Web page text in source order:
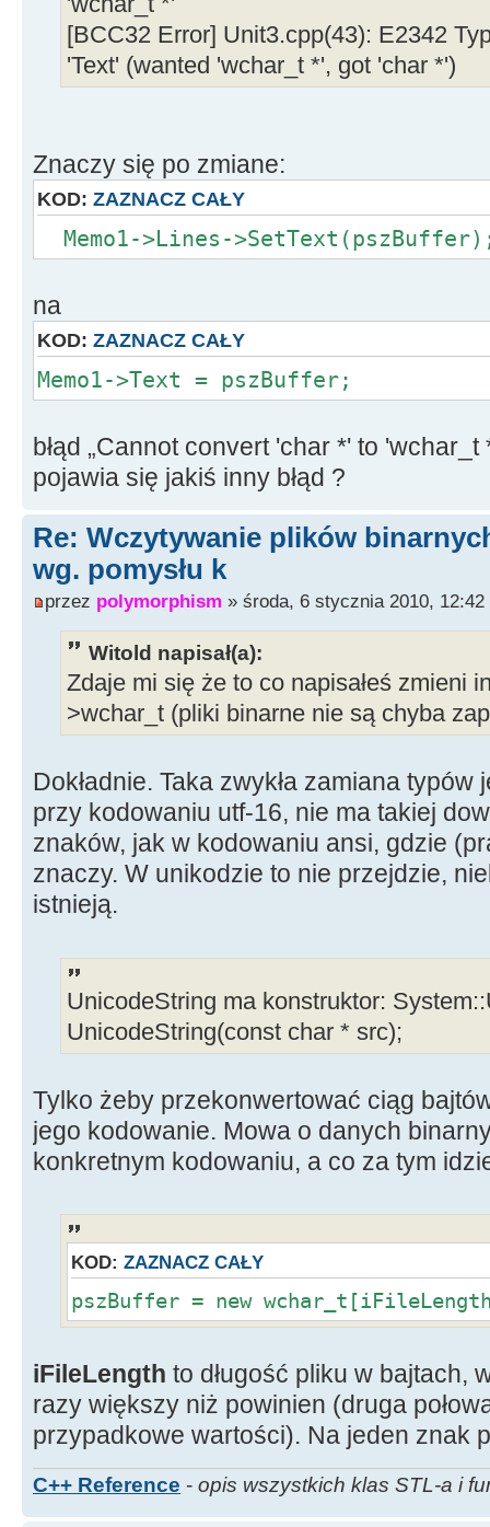
[BCC32 Error] Unit3.cpp(43): E2342
'Text' (wanted 'wchar_t *', got 'char *')
Znaczy się po zmiane:
KOD: ZAZNACZ CAŁY
Memo1->Lines-
na
KOD: ZAZNACZ CAŁY
Memo1->Text = pszBuffer;
błąd „Cannot convert 'char *' to
pojawia się jakiś inny błąd ?
Re: Wczytywanie plików
wg. pomysłu k
przez polymorphism » środa, 6 stycznia 2010, 12:42
Witold napisał(a):
Zdaje mi się że to co napisałeś zmieni
>wchar_t (pliki binarne nie są chyba
Dokładnie. Taka zwykła zamiana typów
przy kodowaniu utf-16, nie ma takiej
znaków, jak w kodowaniu ansi, gdzie
znaczy. W unikodzie to nie przejdzie,
istnieją.
UnicodeString ma konstruktor:
UnicodeString(const char * src);
Tylko żeby przekonwertować ciąg
jego kodowanie. Mowa o danych
konkretnym kodowaniu, a co za tym
KOD: ZAZNACZ CAŁY
pszBuffer = new
iFileLength to długość pliku w bajtach,
razy większy niż powinien (druga
przypadkowe wartości). Na jeden znak
C++ Reference - opis wszystkich klas STL-a i